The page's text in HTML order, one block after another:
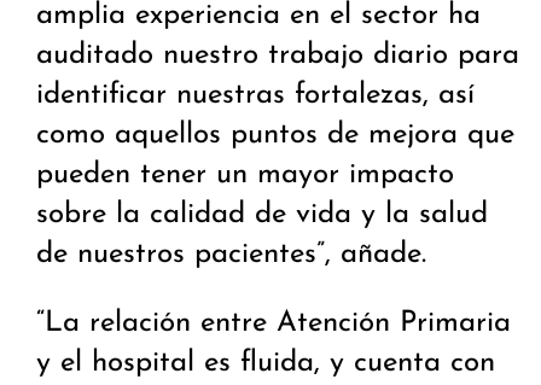
amplia experiencia en el sector ha
auditado nuestro trabajo diario para
identificar nuestras fortalezas, así
como aquellos puntos de mejora que
pueden tener un mayor impacto
sobre la calidad de vida y la salud
de nuestros pacientes”, añade.
“La relación entre Atención Primaria
y el hospital es fluida, y cuenta con